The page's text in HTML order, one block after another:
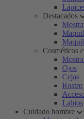
Destacados
Cosméticos
Ojos
Cejas
Rostro
Labios
Cuidado hombre